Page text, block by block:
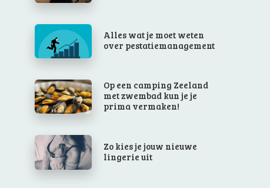
Alles wat je moet weten
over pestatiemanagement
Op een camping Zeeland
met zwembad kun je je
prima vermaken!
Zo kies je jouw nieuwe
lingerie uit